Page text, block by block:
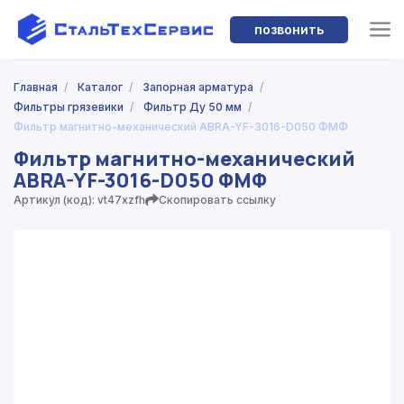
позвонить
Главная / Каталог / Запорная арматура /
Фильтры грязевики / Фильтр Ду 50 мм /
Фильтр магнитно-механический ABRA-YF-3016-D050 ФМФ
Фильтр магнитно-механический
ABRA-YF-3016-D050 ФМФ
Артикул (код): vt47xzfh Скопировать ссылку